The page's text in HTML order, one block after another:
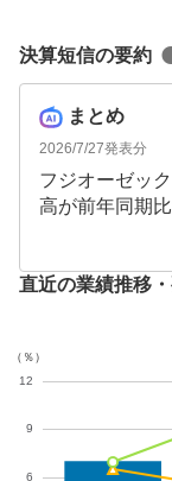
決算短信の要約
まとめ
2026/7/27発表分
フジオーゼッ
高が前年同期
増の9億円と
半期累計の業
予想は据え置
直近の業績推移